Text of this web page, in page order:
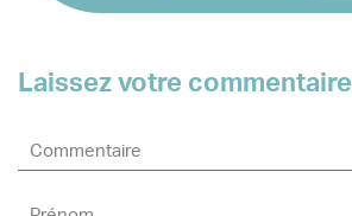
Laissez votre commentaire